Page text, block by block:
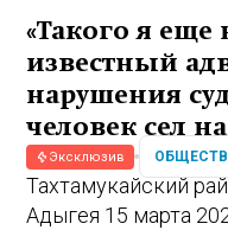
«Такого я еще
известный
нарушения
человек сел
Эксклюзив
Тахтамукайский
Адыгея 15 марта